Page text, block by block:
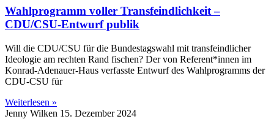
Wahlprogramm voller Transfeindlichkeit –
CDU/CSU-Entwurf publik
Will die CDU/CSU für die Bundestagswahl mit transfeindlicher
Ideologie am rechten Rand fischen? Der von Referent*innen im
Konrad-Adenauer-Haus verfasste Entwurf des Wahlprogramms der
CDU-CSU für
Weiterlesen »
Jenny Wilken 15. Dezember 2024